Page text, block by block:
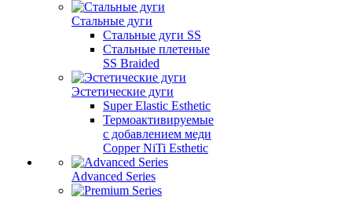
Стальные дуги
Стальные дуги SS
Стальные плетеные
SS Braided
Эстетические дуги
Super Elastic Esthetic
Термоактивируемые
с добавлением меди
Copper NiTi Esthetic
Advanced Series